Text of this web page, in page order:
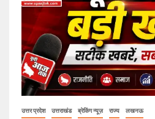
उत्तर प्रदेश उत्तराखंड ब्रेकिंग न्यूज़ राज्य लखनऊ